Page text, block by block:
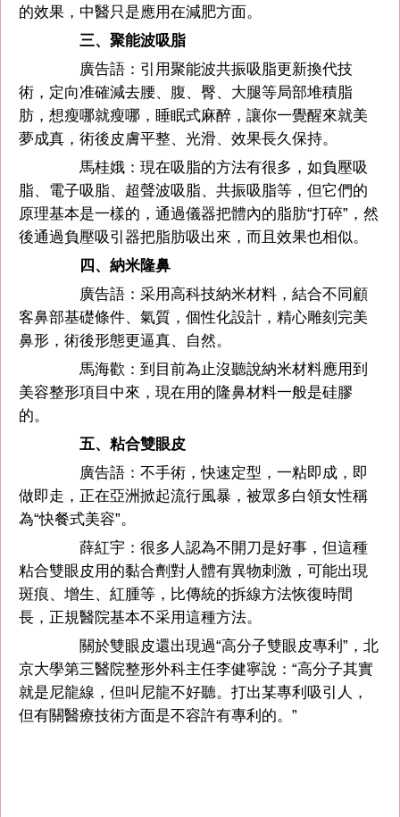
的效果，中醫只是應用在減肥方面。
三、聚能波吸脂
廣告語：引用聚能波共振吸脂更新換代技
術，定向准確減去腰、腹、臀、大腿等局部堆積脂
肪，想瘦哪就瘦哪，睡眠式麻醉，讓你一覺醒來就美
夢成真，術後皮膚平整、光滑、效果長久保持。
馬桂娥：現在吸脂的方法有很多，如負壓吸
脂、電子吸脂、超聲波吸脂、共振吸脂等，但它們的
原理基本是一樣的，通過儀器把體內的脂肪“打碎”，然
後通過負壓吸引器把脂肪吸出來，而且效果也相似。
四、納米隆鼻
廣告語：采用高科技納米材料，結合不同顧
客鼻部基礎條件、氣質，個性化設計，精心雕刻完美
鼻形，術後形態更逼真、自然。
馬海歡：到目前為止沒聽說納米材料應用到
美容整形項目中來，現在用的隆鼻材料一般是硅膠
的。
五、粘合雙眼皮
廣告語：不手術，快速定型，一粘即成，即
做即走，正在亞洲掀起流行風暴，被眾多白領女性稱
為“快餐式美容”。
薛紅宇：很多人認為不開刀是好事，但這種
粘合雙眼皮用的黏合劑對人體有異物刺激，可能出現
斑痕、增生、紅腫等，比傳統的拆線方法恢復時間
長，正規醫院基本不采用這種方法。
關於雙眼皮還出現過“高分子雙眼皮專利”，北
京大學第三醫院整形外科主任李健寧說：“高分子其實
就是尼龍線，但叫尼龍不好聽。打出某專利吸引人，
但有關醫療技術方面是不容許有專利的。”